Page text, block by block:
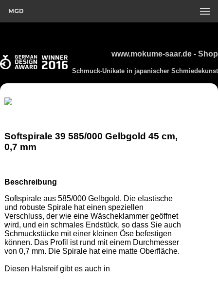
MGD
www.mokume-saar.de - Shop
Schmuck-Unikate in japanischer Schmiedekunst
Softspirale 39 585/000 Gelbgold 45 cm,
0,7 mm
Beschreibung
Softspirale aus 585/000 Gelbgold. Die elastische
und robuste Spirale hat einen speziellen
Verschluss, der wie eine Wäscheklammer geöffnet
wird, und ein schmales Endstück, so dass Sie auch
Schmuckstücke mit einer kleinen Öse befestigen
können. Das Profil ist rund mit einem Durchmesser
von 0,7 mm. Die Spirale hat eine matte Oberfläche.
Diesen Halsreif gibt es auch in